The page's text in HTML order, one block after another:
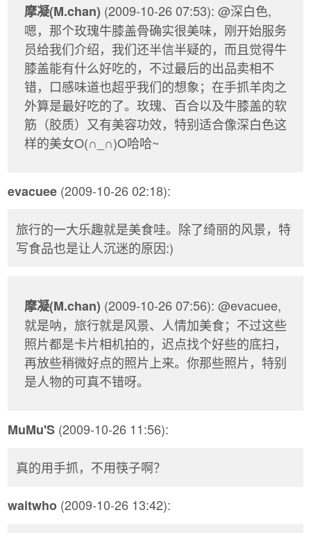
摩凝(M.chan) (2009-10-26 07:53): @深白色,
嗯，那个玫瑰牛膝盖骨确实很美味，刚开始服务
员给我们介绍，我们还半信半疑的，而且觉得牛
膝盖能有什么好吃的，不过最后的出品卖相不
错，口感味道也超乎我们的想象；在手抓羊肉之
外算是最好吃的了。玫瑰、百合以及牛膝盖的软
筋（胶质）又有美容功效，特别适合像深白色这
样的美女O(∩_∩)O哈哈~
evacuee (2009-10-26 02:18):
旅行的一大乐趣就是美食哇。除了绮丽的风景，特
写食品也是让人沉迷的原因:)
摩凝(M.chan) (2009-10-26 07:56): @evacuee,
就是呐，旅行就是风景、人情加美食；不过这些
照片都是卡片相机拍的，迟点找个好些的底扫，
再放些稍微好点的照片上来。你那些照片，特别
是人物的可真不错呀。
MuMu'S (2009-10-26 11:56):
真的用手抓，不用筷子啊？
waitwho (2009-10-26 13:42):